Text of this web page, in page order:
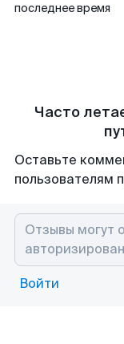
последнее время
Часто
Оставьте
пользователям
Войти